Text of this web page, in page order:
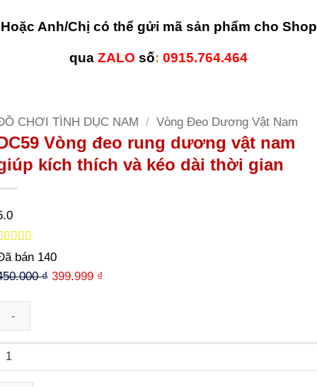
Hoặc Anh/Chị có thể gửi mã sản phẩm cho Shop
qua ZALO số: 0915.764.464
CHƠI TÌNH DỤC NAM / Vòng Đeo Dương Vật Nam
Vòng đeo rung dương vật nam
kích thích và kéo dài thời gian
trên 5
trên
giá
bán 140
₫ Giá
399.999 ₫